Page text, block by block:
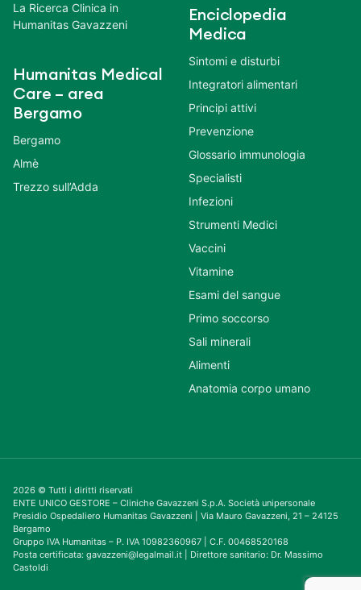
La Ricerca Clinica in
Humanitas Gavazzeni
Humanitas Medical
Care – area
Bergamo
Bergamo
Almè
Trezzo sull’Adda
Enciclopedia
Medica
Sintomi e disturbi
Integratori alimentari
Principi attivi
Prevenzione
Glossario immunologia
Specialisti
Infezioni
Strumenti Medici
Vaccini
Vitamine
Esami del sangue
Primo soccorso
Sali minerali
Alimenti
Anatomia corpo umano
2026 © Tutti i diritti riservati
ENTE UNICO GESTORE – Cliniche Gavazzeni S.p.A. Società unipersonale
Presidio Ospedaliero Humanitas Gavazzeni | Via Mauro Gavazzeni, 21 – 24125
Bergamo
Gruppo IVA Humanitas – P. IVA 10982360967 | C.F. 00468520168
Posta certificata: gavazzeni@legalmail.it | Direttore sanitario: Dr. Massimo
Castoldi